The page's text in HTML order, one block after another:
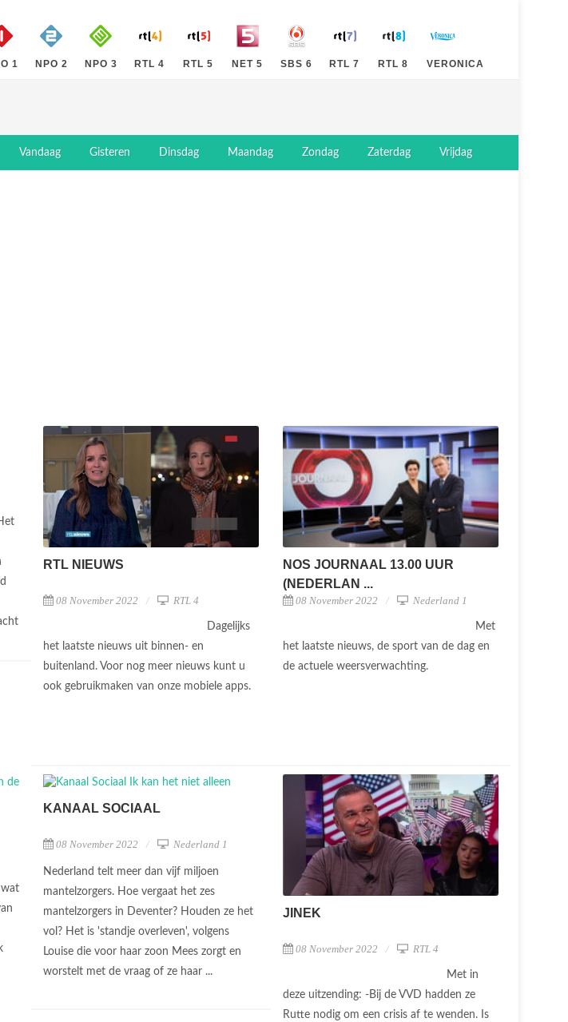
1 NPO 2 NPO 3 RTL 4 RTL 5 NET 5 SBS 6 RTL 7 RTL 8 VERONICA
Vandaag Gisteren Dinsdag Maandag Zondag Zaterdag Vrijdag
RTL NIEUWS
08 November 2022 RTL 4
Dagelijks
het laatste nieuws uit binnen- en
buitenland. Voor nog meer nieuws kunt u
ook gebruikmaken van onze mobiele apps.
NOS JOURNAAL 13.00 UUR
(NEDERLAN ...
08 November 2022 Nederland 1
Met
het laatste nieuws, de sport van de dag en
de actuele weersverwachting.
KANAAL SOCIAAL
08 November 2022 Nederland 1
Nederland telt meer dan vijf miljoen
mantelzorgers. Hoe vergaat het zes
mantelzorgers in Deventer? Houden ze het
vol? Het is 'standje overleven', volgens
Louise die voor haar zoon Mees zorgt en
worstelt met de vraag of ze haar ...
JINEK
08 November 2022 RTL 4
Met in
deze uitzending: -Bij de VVD hadden ze
Rutte nodig om een crisis af te wenden. Is